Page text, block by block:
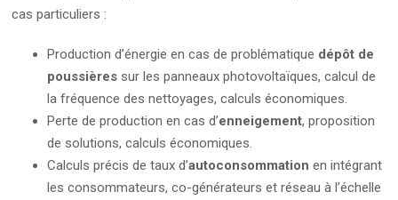
cas particuliers :
Production d’énergie en cas de problématique dépôt de
poussières sur les panneaux photovoltaïques, calcul de
la fréquence des nettoyages, calculs économiques.
Perte de production en cas d’enneigement, proposition
de solutions, calculs économiques.
Calculs précis de taux d’autoconsommation en intégrant
les consommateurs, co-générateurs et réseau à l’échelle